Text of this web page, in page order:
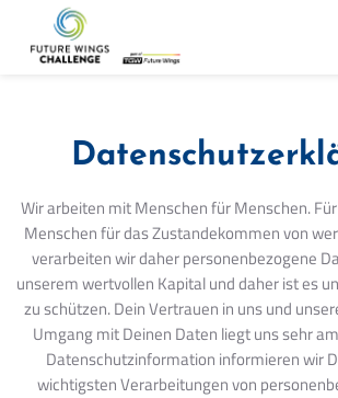
Wir arbeiten mit Menschen für Menschen.
Menschen für das Zustandekommen von
verarbeiten wir daher personenbezogene
unserem wertvollen Kapital und daher ist es
zu schützen. Dein Vertrauen in uns und
Umgang mit Deinen Daten liegt uns sehr
Datenschutzinformation informieren wir
wichtigsten Verarbeitungen von